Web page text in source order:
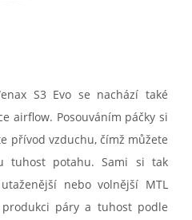
S3 Evo se nachází také
airflow. Posouváním páčky si
přívod vzduchu, čímž můžete
tuhost potahu. Sami si tak
nebo volnější MTL
páry a tuhost podle